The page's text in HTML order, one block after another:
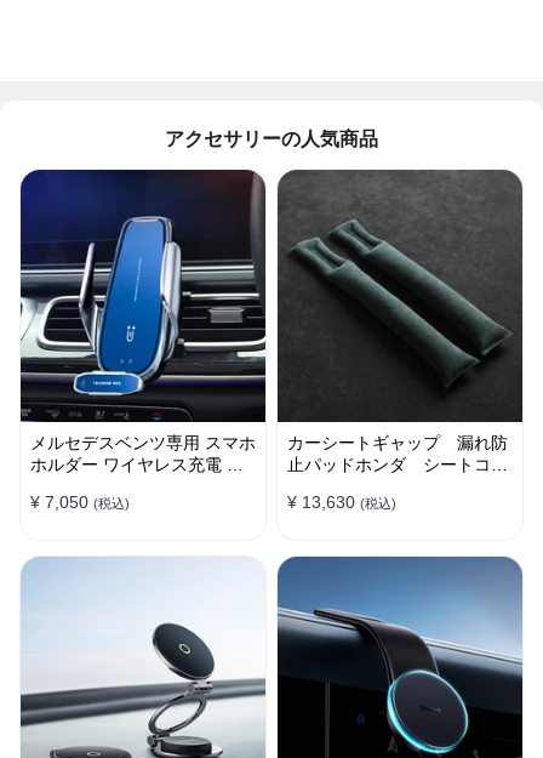
アクセサリーの人気商品
メルセデスベンツ専用 スマホ
ホルダー ワイヤレス充電 吹
¥ 7,050 (税込)
カーシートギャップ 漏れ防
止パッドホンダ シートコン
¥ 13,630 (税込)